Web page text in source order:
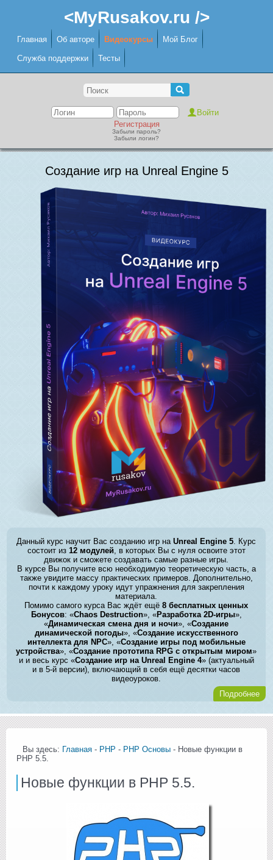
<MyRusakov.ru />
Главная Об авторе Видеокурсы Мой Блог
Служба поддержки Тесты
Регистрация
Забыли пароль?
Забыли логин?
Создание игр на Unreal Engine 5
Данный курс научит Вас созданию игр наUnreal Engine 5 . Курс
состоит из 12 модулей, в которых Вы с нуля освоите этот
движок и сможете создавать самые разные игры.
В курсе Вы получите всю необходимую теоретическую часть, а
также увидите массу практических примеров. Дополнительно,
почти к каждому уроку идут упражнения для закрепления
материала.
Помимо самого курса Вас ждёт ещё8 бесплатных ценных
Бонусов: «Chaos Destruction», «Разработка 2D-игры»,
«Динамическая смена дня и ночи», «Создание
динамической погоды», «Создание искусственного
интеллекта для NPC», «Создание игры под мобильные
устройства», «Создание прототипа RPG с открытым миром»
и и весь курс «Создание игр на Unreal Engine 4» (актуальный
и в 5-й версии), включающий в себя ещё десятки часов
видеоуроков.
Подробнее
Вы здесь: Главная - PHP - PHP Основы - Новые функции в
PHP 5.5.
Новые функции в PHP 5.5.